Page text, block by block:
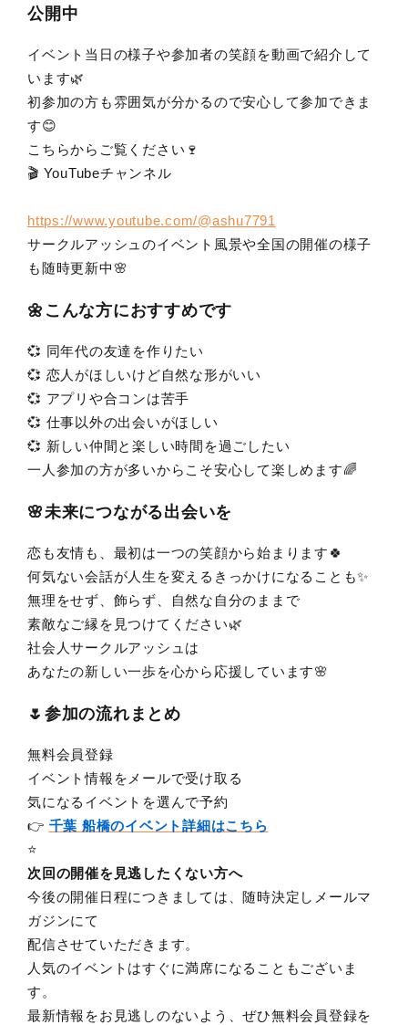
公開中
イベント当日の様子や参加者の笑顔を動画で紹介して
います🌿
初参加の方も雰囲気が分かるので安心して参加できま
す😊
こちらからご覧ください🍷
🎬 YouTubeチャンネル
https://www.youtube.com/@ashu7791
サークルアッシュのイベント風景や全国の開催の様子
も随時更新中🌸
🌼こんな方におすすめです
💞 同年代の友達を作りたい
💞 恋人がほしいけど自然な形がいい
💞 アプリや合コンは苦手
💞 仕事以外の出会いがほしい
💞 新しい仲間と楽しい時間を過ごしたい
一人参加の方が多いからこそ安心して楽しめます🌈
🌸未来につながる出会いを
恋も友情も、最初は一つの笑顔から始まります🍀
何気ない会話が人生を変えるきっかけになることも✨
無理をせず、飾らず、自然な自分のままで
素敵なご縁を見つけてください🌿
社会人サークルアッシュは
あなたの新しい一歩を心から応援しています🌸
🌷参加の流れまとめ
無料会員登録
イベント情報をメールで受け取る
気になるイベントを選んで予約
👉 千葉 船橋のイベント詳細はこちら
⭐️
次回の開催を見逃したくない方へ
今後の開催日程につきましては、随時決定しメールマ
ガジンにて
配信させていただきます。
人気のイベントはすぐに満席になることもございま
す。
最新情報をお見逃しのないよう、ぜひ無料会員登録を